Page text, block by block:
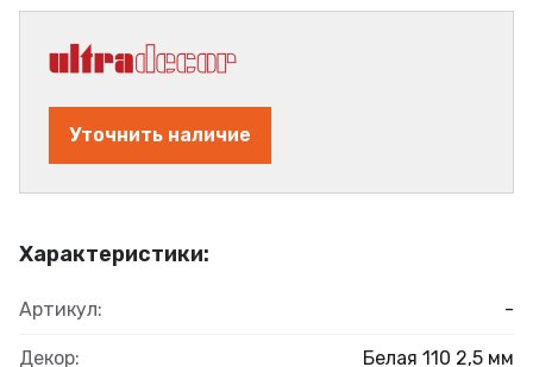
Характеристики:
Артикул: -
Декор: Белая 110 2,5 мм
Уточнить наличие